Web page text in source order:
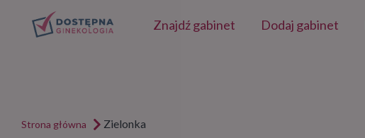
Znajdź gabinet Dodaj gabinet
Strona główna Zielonka